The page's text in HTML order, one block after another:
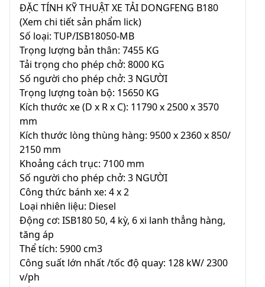
ĐẶC TÍNH KỸ THUẬT XE TẢI DONGFENG B180
(Xem chi tiết sản phẩm lick)
Số loại: TUP/ISB18050-MB
Trọng lượng bản thân: 7455 KG
Tải trọng cho phép chở: 8000 KG
Số người cho phép chở: 3 NGƯỜI
Trọng lượng toàn bộ: 15650 KG
Kích thước xe (D x R x C): 11790 x 2500 x 3570
mm
Kích thước lòng thùng hàng: 9500 x 2360 x 850/
2150 mm
Khoảng cách trục: 7100 mm
Số người cho phép chở: 3 NGƯỜI
Công thức bánh xe: 4 x 2
Loại nhiên liệu: Diesel
Động cơ: ISB180 50, 4 kỳ, 6 xi lanh thẳng hàng,
tăng áp
Thể tích: 5900 cm3
Công suất lớn nhất /tốc độ quay: 128 kW/ 2300
v/ph